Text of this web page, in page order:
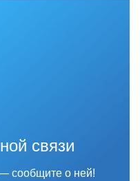
связи
сообщите о ней!